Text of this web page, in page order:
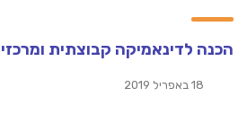
הכנה לדינאמיקה קבוצתית